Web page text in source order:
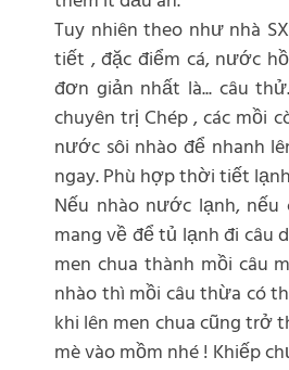
Tuy nhiên theo như nhà
tiết , đặc điểm cá, nước
đơn giản nhất là... câu
chuyên trị Chép , các mồi
nước sôi nhào để nhanh
ngay. Phù hợp thời tiết
Nếu nhào nước lạnh,
mang về để tủ lạnh đi câu
men chua thành mồi câu
nhào thì mồi câu thừa có
khi lên men chua cũng trở
mè vào mồm nhé ! Khiếp